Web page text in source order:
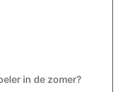
in de zomer?